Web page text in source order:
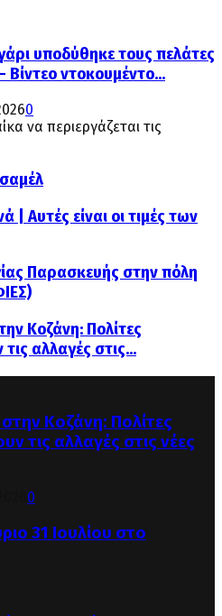
υποδύθηκε τους πελάτες
ντοκουμέντο...
0
να περιεργάζεται τις
| Αυτές είναι οι τιμές των
Παρασκευής στην πόλη
Κοζάνη: Πολίτες
αλλαγές στις...
Κοζάνη: Πολίτες
τις αλλαγές στις νέες
0
31 Ιουλίου στο